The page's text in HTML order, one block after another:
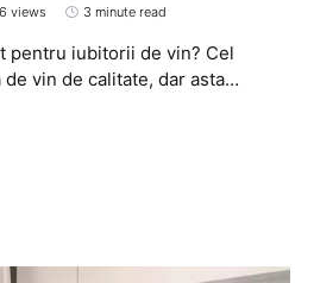
views 3 minute read
pentru iubitorii de vin? Cel
vin de calitate, dar asta…